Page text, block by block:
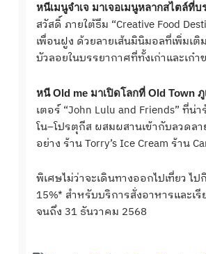
หนีเมนูจำเจ มาเจอเมนูหลากสไตล์ที่บ
สวัสดิ์ ภายใต้ธีม “Creative Food
เพื่อนฝูง ด้วยลายเส้นมินิมอลที่เพิ่มเ
บัวลอยในบรรยากาศที่ทั้งเก่าและเ
หนี Old me มาเปิดโลกที่ Old Town ภู
เตอร์ “John Lulu and Friends” ที่
โน–โปรตุกีส ผสมผสานเข้ากับลวดล
อย่าง ร้าน Torry’s Ice Cream ร้าน
พิเศษไม่ว่าจะเดินทางออกไปเที่ยว ไ
15%* สำหรับบริการสั่งอาหารและเ
จนถึง 31 ธันวาคม 2568